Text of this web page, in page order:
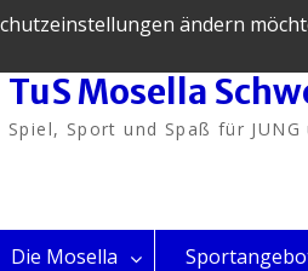
tus@mosella-schweich.de
TuS Mosella
Spiel, Sport und Spaß für JUNG
Die Mosella
ändern